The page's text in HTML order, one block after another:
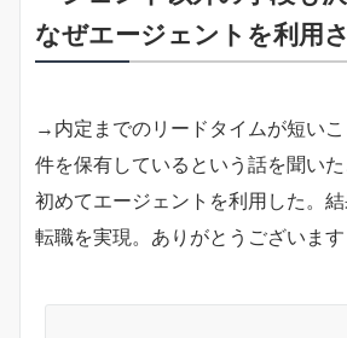
なぜエージェントを利用
→内定までのリードタイムが短い
件を保有しているという話を聞い
初めてエージェントを利用した。
転職を実現。ありがとうございます